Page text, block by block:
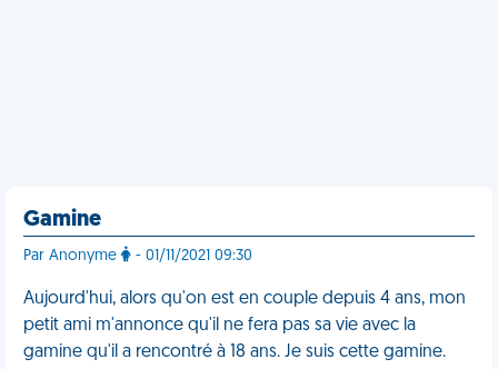
Gamine
Par Anonyme - 01/11/2021 09:30
Aujourd'hui, alors qu'on est en couple depuis 4 ans, mon
petit ami m'annonce qu'il ne fera pas sa vie avec la
gamine qu'il a rencontré à 18 ans. Je suis cette gamine.